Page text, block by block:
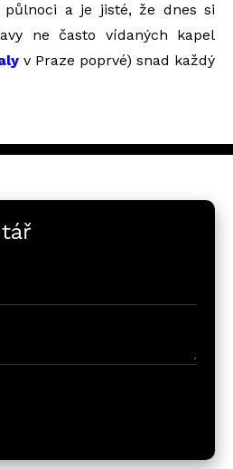
a je jisté, že dnes si
ne často vídaných kapel
v Praze poprvé) snad každý